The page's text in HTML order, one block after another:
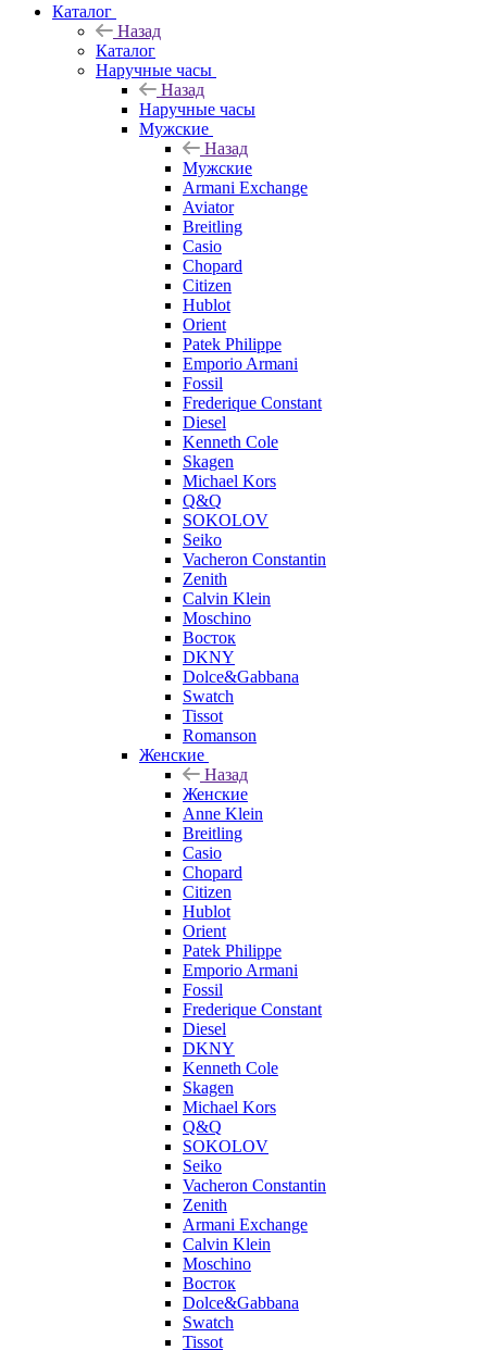
Каталог
Назад
Каталог
Наручные часы
Назад
Наручные часы
Мужские
Назад
Мужские
Armani Exchange
Aviator
Breitling
Casio
Chopard
Citizen
Hublot
Orient
Patek Philippe
Emporio Armani
Fossil
Frederique Constant
Diesel
Kenneth Cole
Skagen
Michael Kors
Q&Q
SOKOLOV
Seiko
Vacheron Constantin
Zenith
Calvin Klein
Moschino
Восток
DKNY
Dolce&Gabbana
Swatch
Tissot
Romanson
Женские
Назад
Женские
Anne Klein
Breitling
Casio
Chopard
Citizen
Hublot
Orient
Patek Philippe
Emporio Armani
Fossil
Frederique Constant
Diesel
DKNY
Kenneth Cole
Skagen
Michael Kors
Q&Q
SOKOLOV
Seiko
Vacheron Constantin
Zenith
Armani Exchange
Calvin Klein
Moschino
Восток
Dolce&Gabbana
Swatch
Tissot